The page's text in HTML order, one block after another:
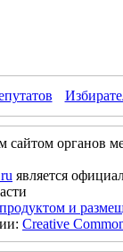
сайтом органов
является
и
Creative